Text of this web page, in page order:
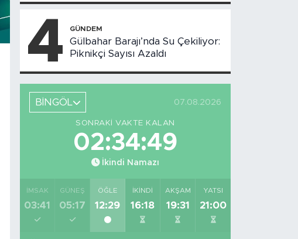
4 GÜNDEM
Gülbahar Barajı’nda Su Çekiliyor:
Piknikçi Sayısı Azaldı
BİNGÖL 07.08.2026
SONRAKI VAKTE KALAN
02:34:48
İkindi Namazı
İMSAK
03:41
GÜNEŞ
05:17
ÖĞLE
12:29
İKINDI
16:18
AKŞAM
19:31
YATSI
21:00